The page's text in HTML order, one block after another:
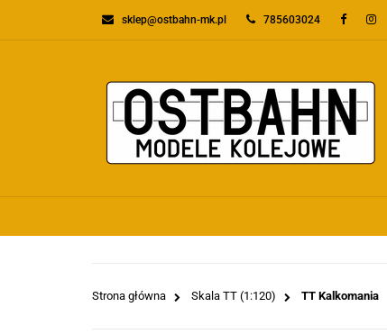
sklep@ostbahn-mk.pl 785603024
KATEGORIE
Strona główna Skala TT (1:120) TT Kalkomania